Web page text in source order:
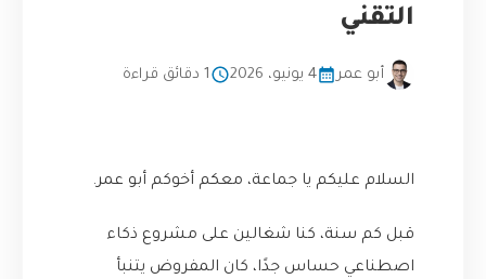
التقني
أبو عمر 4 يونيو، 2026 1 دقائق قراءة
السلام عليكم يا جماعة، معكم أخوكم أبو عمر.
قبل كم سنة، كنا شغالين على مشروع ذكاء
اصطناعي حساس جدًا، كان المفروض يتنبأ